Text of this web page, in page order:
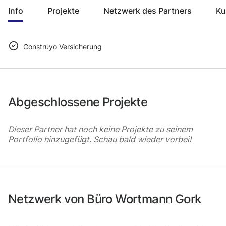
Info Projekte Netzwerk des Partners
Construyo Versicherung
Abgeschlossene Projekte
Dieser Partner hat noch keine Projekte zu seinem
Portfolio hinzugefügt. Schau bald wieder vorbei!
Netzwerk von Büro Wortmann Gork